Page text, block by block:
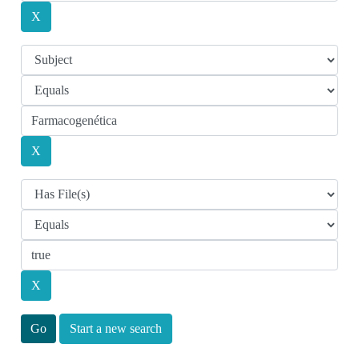
Start a new search